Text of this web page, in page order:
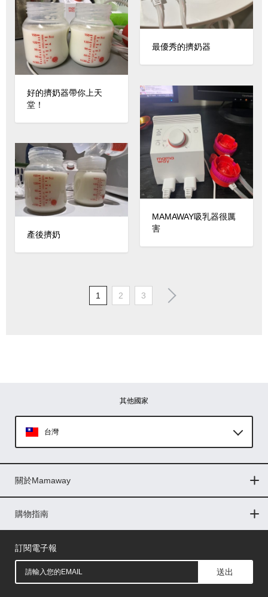
最優秀的擠奶器
好的擠奶器帶你上天
堂！
MAMAWAY吸乳器很厲
害
產後擠奶
1 2 3
其他國家
台灣
印尼
菲律賓
馬來西亞
關於Mamaway
門市據點
最新消息
品牌故事
人力招募
媒體花絮
隱私權聲明
CSR企業社會責任
購物指南
購物常見問題
退換貨問題
儲值金使用條款
購買儲值金
發票問題
會員權益
線上留言
吸乳器-免費體驗
訂閱電子報
送出